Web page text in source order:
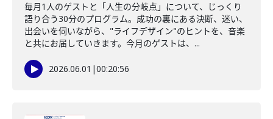
毎月1人のゲストと「人生の分岐点」について、じっくり
語り合う30分のプログラム。成功の裏にある決断、迷い、
出会いを伺いながら、"ライフデザイン"のヒントを、音楽
と共にお届していきます。今月のゲストは、...
2026.06.01 |00:20:56